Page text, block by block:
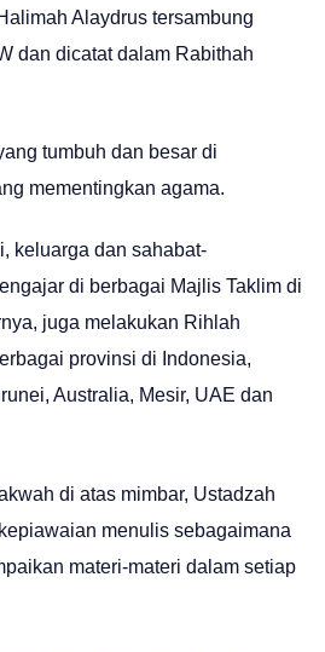
Alaydrus tersambung
dan dicatat dalam Rabithah
tumbuh dan besar di
mementingkan agama.
keluarga dan sahabat-
di berbagai Majlis Taklim di
juga melakukan Rihlah
provinsi di Indonesia,
Australia, Mesir, UAE dan
di atas mimbar, Ustadzah
menulis sebagaimana
materi-materi dalam setiap